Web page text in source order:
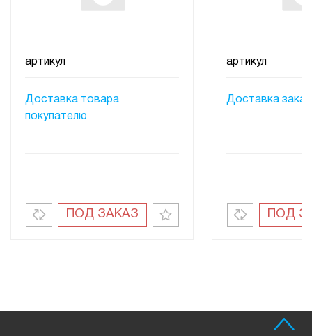
Доставка товара
покупателю
артикул
ПОД ЗАКАЗ
Доставка
артикул
ПОД